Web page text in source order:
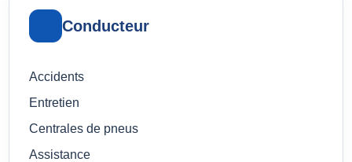
Conducteur
Accidents
Entretien
Centrales de pneus
Assistance